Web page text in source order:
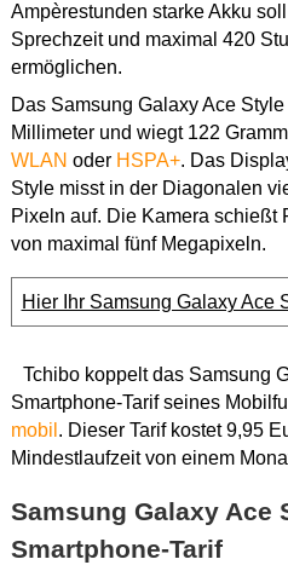
Ampèrestunden starke Akku
Sprechzeit und maximal 420
ermöglichen.
Das Samsung Galaxy Ace
Millimeter und wiegt 122
WLAN oder HSPA+. Das
Style misst in der Diagonalen
Pixeln auf. Die Kamera schießt
von maximal fünf Megapixeln.
Hier Ihr Samsung Galaxy Ace
Tchibo koppelt das Samsung
Smartphone-Tarif seines
mobil . Dieser Tarif kostet 9,95
Mindestlaufzeit von einem
Samsung Galaxy Ace
Smartphone-Tarif